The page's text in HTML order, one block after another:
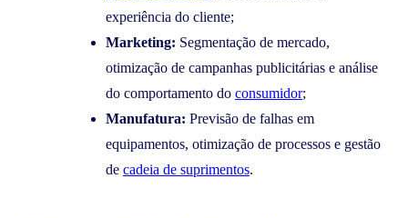
experiência do cliente;
Marketing: Segmentação de mercado,
otimização de campanhas publicitárias e análise
do comportamento do consumidor;
Manufatura: Previsão de falhas em
equipamentos, otimização de processos e gestão
de cadeia de suprimentos.